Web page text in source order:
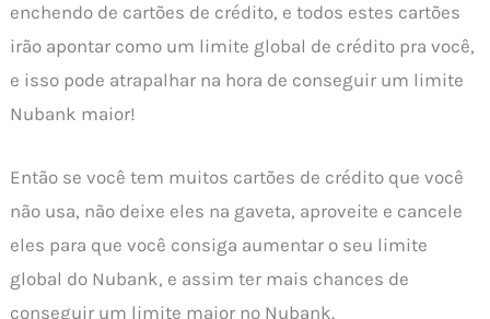
enchendo de cartões de crédito, e todos estes cartões
irão apontar como um limite global de crédito pra você,
e isso pode atrapalhar na hora de conseguir um limite
Nubank maior!
Então se você tem muitos cartões de crédito que você
não usa, não deixe eles na gaveta, aproveite e cancele
eles para que você consiga aumentar o seu limite
global do Nubank, e assim ter mais chances de
conseguir um limite maior no Nubank.